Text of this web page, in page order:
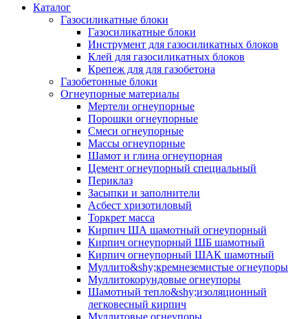
Каталог
Газосиликатные блоки
Газосиликатные блоки
Инструмент для газосиликатных блоков
Клей для газосиликатных блоков
Крепеж для для газобетона
Газобетонные блоки
Огнеупорные материалы
Мертели огнеупорные
Порошки огнеупорные
Смеси огнеупорные
Массы огнеупорные
Шамот и глина огнеупорная
Цемент огнеупорный специальный
Периклаз
Засыпки и заполнители
Асбест хризотиловый
Торкрет масса
Кирпич ША шамотный огнеупорный
Кирпич огнеупорный ШБ шамотный
Кирпич огнеупорный ШАК шамотный
Муллито&shy;­кремнеземистые огнеупоры
Муллито­корундовые огнеупоры
Шамотный тепло&shy;изоляционный
легковесный кирпич
Муллитовые огнеупоры